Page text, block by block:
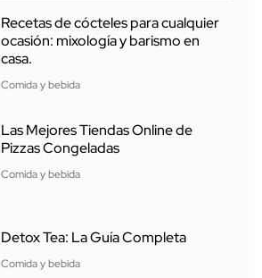
Recetas de cócteles para cualquier
ocasión: mixología y barismo en
casa.
Comida y bebida
Las Mejores Tiendas Online de
Pizzas Congeladas
Comida y bebida
Detox Tea: La Guía Completa
Comida y bebida